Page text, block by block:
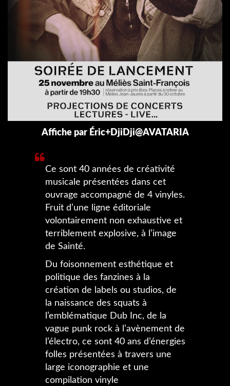
Affiche par Éric+DjiDji@AVATARIA
Ce sont 40 années de créativité
musicale présentées dans cet
ouvrage accompagné de 4 vinyles.
Fruit d’une ligne éditoriale
volontairement non exhaustive et
terriblement explosive, à l’image
de Sainté.
Du foisonnement esthétique et
politique des fanzines à la
création de labels ou studios, de
la naissance des squats à
l’emblématique Dub Inc, de la
vague punk rock à l’avènement de
l’électro, ce sont 40 ans d’énergies
folles présentées à travers une
large iconographie et une
compilation vinyle